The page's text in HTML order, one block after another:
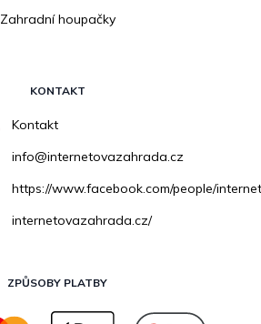
Zahradní houpačky
KONTAKT
Kontakt
info@internetovazahrada.cz
https://www.facebook.com/people/
internetovazahrada.cz/
ZPŮSOBY PLATBY